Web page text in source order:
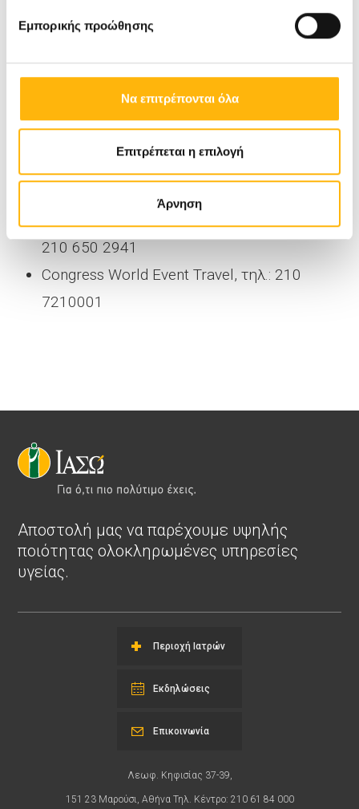
Εμπορικής προώθησης
Να επιτρέπονται όλα
Επιτρέπεται η επιλογή
Άρνηση
mail:general@iaso.gr
Για πληροφορίες και δήλωση συμμετοχής:
210 650 2941
Congress World Event Travel, τηλ.: 210
7210001
Αποστολή μας να παρέχουμε υψηλής
ποιότητας ολοκληρωμένες υπηρεσίες
υγείας.
Περιοχή Ιατρών
Εκδηλώσεις
Λεωφ. Κηφισίας 37-39,
151 23 Μαρούσι, Αθήνα Τηλ. Κέντρο: 210 61 84 000
Επικοινωνία